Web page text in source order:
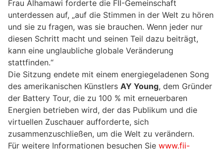
Frau Alhamawi forderte die FII-Gemeinschaft
unterdessen auf, „auf die Stimmen in der Welt zu hören
und sie zu fragen, was sie brauchen. Wenn jeder nur
diesen Schritt macht und seinen Teil dazu beiträgt,
kann eine unglaubliche globale Veränderung
stattfinden.“
Die Sitzung endete mit einem energiegeladenen Song
des amerikanischen Künstlers AY Young, dem Gründer
der Battery Tour, die zu 100 % mit erneuerbaren
Energien betrieben wird, der das Publikum und die
virtuellen Zuschauer aufforderte, sich
zusammenzuschließen, um die Welt zu verändern.
Für weitere Informationen besuchen Sie www.fii-